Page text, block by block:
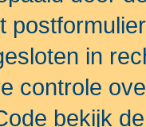
in
controle
bekijk